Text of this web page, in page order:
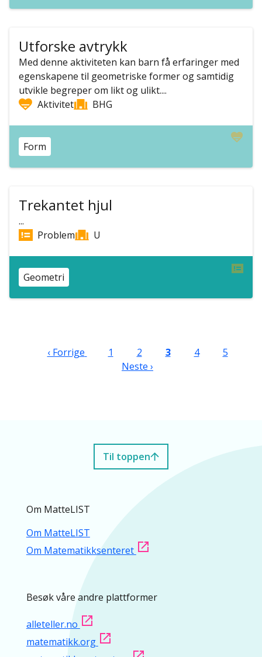
Utforske avtrykk
Med denne aktiviteten kan barn få erfaringer med
egenskapene til geometriske former og samtidig
utvikle begreper om likt og ulikt....
Aktivitet
BHG
Form
Trekantet hjul
...
Problem
U
Geometri
SiderForrige side
‹ Forrige Side
1 Side
2 Nåværende side
3 Side
4 Side
5
Neste ›
Til toppen
Om MatteLIST
Om MatteLIST
Om Matematikksenteret
Besøk våre andre plattformer
alleteller.no
matematikk.org